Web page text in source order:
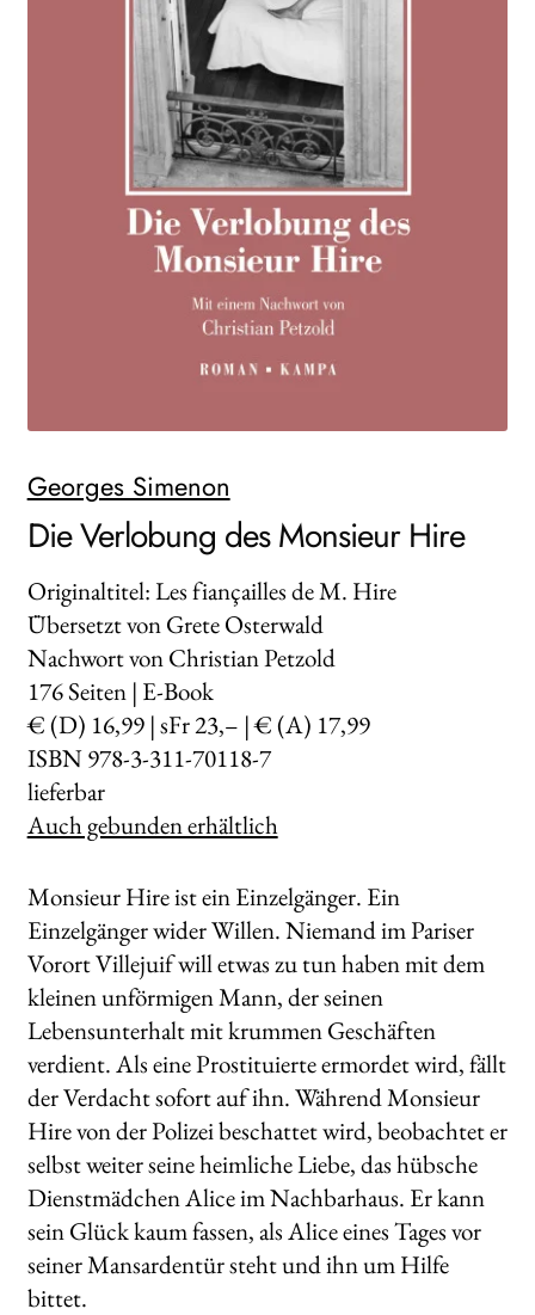
WEITERE VERLAGE
Georges Simenon
Die Verlobung des Monsieur Hire
Originaltitel: Les fiançailles de M. Hire
Übersetzt von Grete Osterwald
Nachwort von Christian Petzold
176Seiten | E-Book
€ (D) 16,99 | sFr 23,– | € (A) 17,99
ISBN 978-3-311-70118-7
lieferbar
Auch gebunden erhältlich
Monsieur Hire ist ein Einzelgänger. Ein
Einzelgänger wider Willen. Niemand im Pariser
Vorort Villejuif will etwas zu tun haben mit dem
kleinen unförmigen Mann, der seinen
Lebensunterhalt mit krummen Geschäften
verdient. Als eine Prostituierte ermordet wird, fällt
der Verdacht sofort auf ihn. Während Monsieur
Hire von der Polizei beschattet wird, beobachtet er
selbst weiter seine heimliche Liebe, das hübsche
Dienstmädchen Alice im Nachbarhaus. Er kann
sein Glück kaum fassen, als Alice eines Tages vor
seiner Mansardentür steht und ihn um Hilfe
bittet.